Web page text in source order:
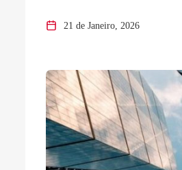
21 de Janeiro, 2026